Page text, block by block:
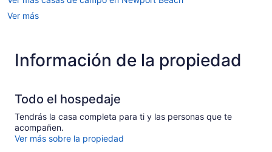
Ver más
Información de la propiedad
Todo el hospedaje
Tendrás la casa completa para ti y las personas que te
acompañen.
Ver más sobre la propiedad